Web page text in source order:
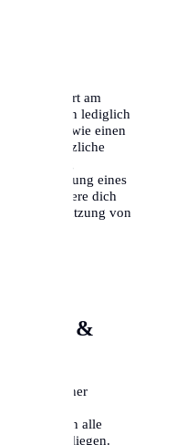
in Frankfurt am
fallen lediglich
(wie einen
oder zusätzliche
die Meldung eines
informiere dich
Satzung von
&
Partner
Person
sofern alle
vorliegen.